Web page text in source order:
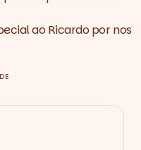
ao Ricardo por nos